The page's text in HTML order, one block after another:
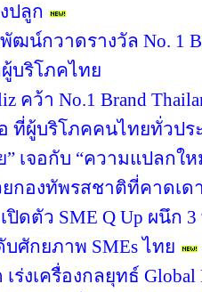
ปลูก
ฒน์กวาดรางวัล No. 1
บริโภคไทย
คว้า No.1 Brand
ที่ผู้บริโภคคนไทยทั่วปร
” เจอกับ “ความแปลกใ
ยกองทัพรสชาติที่คาดเด
ปิดตัว SME Q Up ผนึก
ศักยภาพ SMEs ไทย
ร่งเครื่องกลยุทธ์ Global